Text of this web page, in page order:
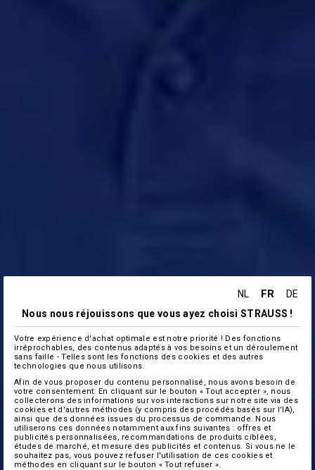
NL FR
DE
Nous nous réjouissons que vous ayez choisi STRAUSS !
Votre expérience d'achat optimale est notre priorité ! Des fonctions
irréprochables, des contenus adaptés à vos besoins et un déroulement
sans faille - Telles sont les fonctions des cookies et des autres
technologies que nous utilisons.
Afin de vous proposer du contenu personnalisé, nous avons besoin de
votre consentement. En cliquant sur le bouton « Tout accepter », nous
collecterons des informations sur vos interactions sur notre site via des
cookies et d'autres méthodes (y compris des procédés basés sur l'IA),
ainsi que des données issues du processus de commande. Nous
utiliserons ces données notamment aux fins suivantes : offres et
publicités personnalisées, recommandations de produits ciblées,
études de marché, et mesure des publicités et contenus. Si vous ne le
souhaitez pas, vous pouvez refuser l'utilisation de ces cookies et
méthodes en cliquant sur le bouton « Tout refuser ».